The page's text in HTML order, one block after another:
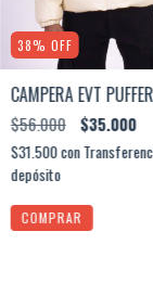
38% OFF
CAMPERA EVT PUFFER
$56.000 $35.000
$31.500con
depósito
COMPRAR